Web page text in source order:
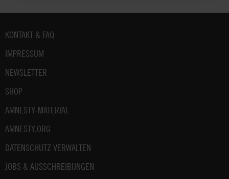
Fußbereich
KONTAKT & FAQ
IMPRESSUM
NEWSLETTER
SHOP
AMNESTY-MATERIAL
AMNESTY.ORG
DATENSCHUTZ VERWALTEN
JOBS & AUSSCHREIBUNGEN